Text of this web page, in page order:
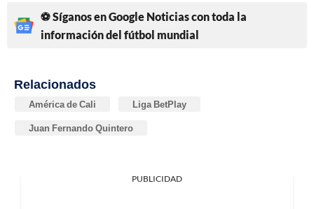
⚽ Síganos en Google Noticias con toda la
información del fútbol mundial
Relacionados
América de Cali Liga BetPlay
Juan Fernando Quintero
PUBLICIDAD